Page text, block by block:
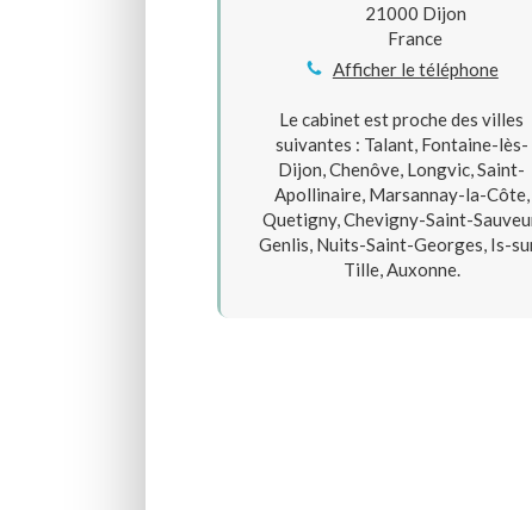
21000 Dijon
France
Afficher le téléphone
Le cabinet est proche des villes
suivantes : Talant, Fontaine-lès-
Dijon, Chenôve, Longvic, Saint-
Apollinaire, Marsannay-la-Côte,
Quetigny, Chevigny-Saint-
Genlis, Nuits-Saint-Georges, Is-
Tille, Auxonne.